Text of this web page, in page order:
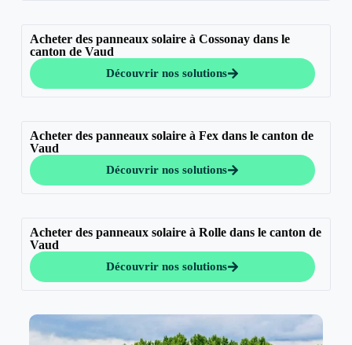
Acheter des panneaux solaire à Cossonay dans le
canton de Vaud
Découvrir nos solutions
Acheter des panneaux solaire à Fex dans le canton de
Vaud
Découvrir nos solutions
Acheter des panneaux solaire à Rolle dans le canton de
Vaud
Découvrir nos solutions